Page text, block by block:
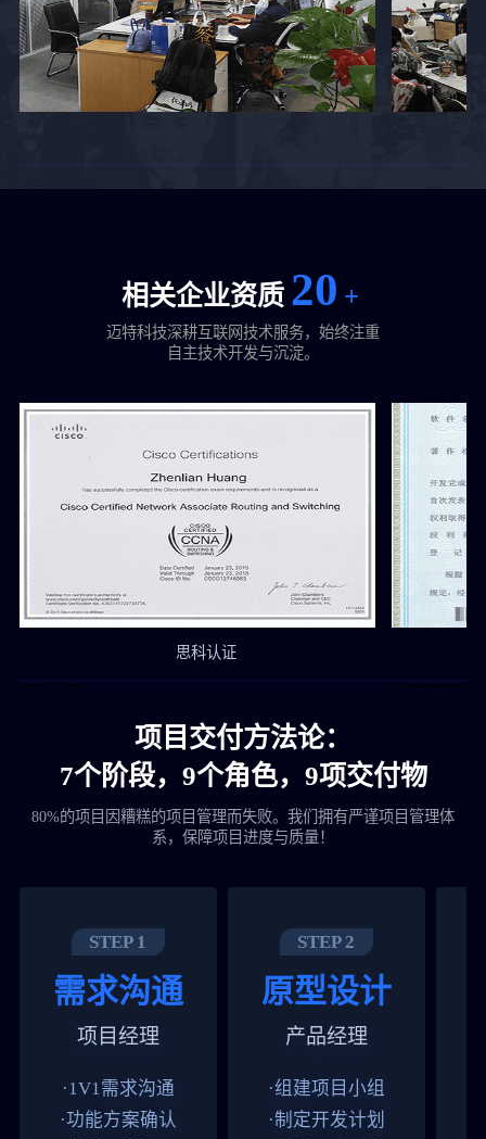
相关企业资质 20+
迈特科技深耕互联网技术服务，始终注重
自主技术开发与沉淀。
思科认证
思科认证 付费阅读系
项目交付方法论：
7个阶段，9个角色，9项交付物
80%的项目因糟糕的项目管理而失败。我们拥有严谨项目管理体
系，保障项目进度与质量！
STEP 1
需求沟通
项目经理
·1V1需求沟通
·功能方案确认
STEP 2
原型设计
产品经理
·组建项目小组
·制定开发计划